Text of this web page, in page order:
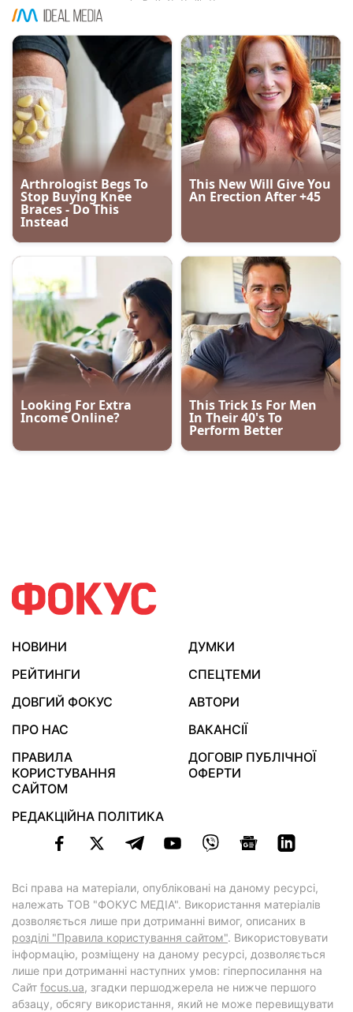
НОВИНИ
ДУМКИ
РЕЙТИНГИ
СПЕЦТЕМИ
ДОВГИЙ ФОКУС
АВТОРИ
ПРО НАС
ВАКАНСІЇ
ПРАВИЛА
КОРИСТУВАННЯ
САЙТОМ
ДОГОВІР ПУБЛІЧНОЇ
ОФЕРТИ
РЕДАКЦІЙНА ПОЛІТИКА
Всі права на матеріали, опубліковані на даному ресурсі,
належать ТОВ "ФОКУС МЕДІА". Використання матеріалів
дозволяється лише при дотриманні вимог, описаних в
розділі "Правила користування сайтом". Використовувати
інформацію, розміщену на даному ресурсі, дозволяється
лише при дотриманні наступних умов: гіперпосилання на
Cайт focus.ua, згадки першоджерела не нижче першого
абзацу, обсягу використання, який не може перевищувати